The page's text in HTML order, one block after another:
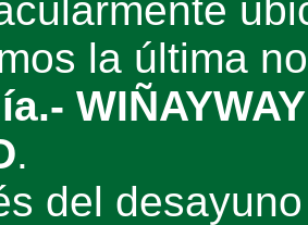
la última
.
del